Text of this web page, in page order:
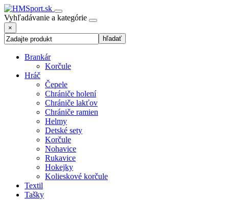
Vyhľadávanie a kategórie
×
Brankár
Korčule
Hráč
Čepele
Chrániče holení
Chrániče lakťov
Chrániče ramien
Helmy
Detské sety
Korčule
Nohavice
Rukavice
Hokejky
Kolieskové korčule
Textil
Tašky